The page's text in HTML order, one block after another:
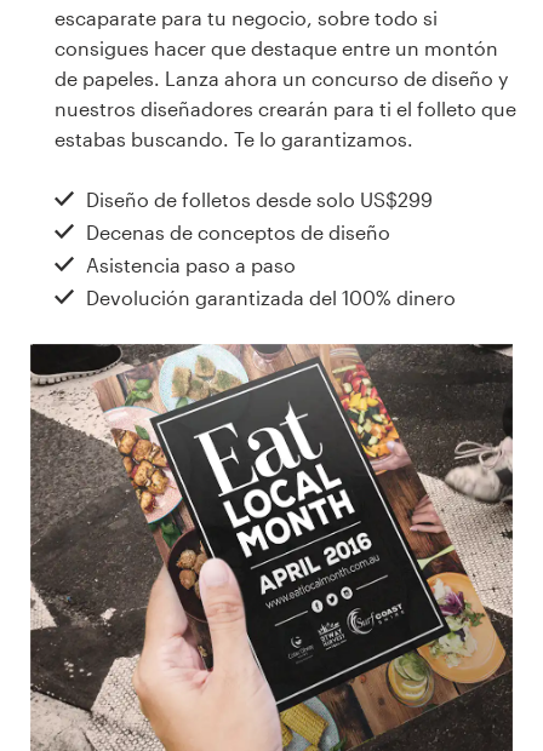
escaparate para tu negocio, sobre todo si
consigues hacer que destaque entre un montón
de papeles. Lanza ahora un concurso de diseño y
nuestros diseñadores crearán para ti el folleto que
estabas buscando. Te lo garantizamos.
Diseño de folletos desde solo US$299
Decenas de conceptos de diseño
Asistencia paso a paso
Devolución garantizada del 100% dinero
99designs Pro
Servicios
Concursos de diseño
Proyectos 1-1
Encontrar un diseñador
Descubra la inspiración
99designs Studio
99designs Pro
Obtenga
un
diseño